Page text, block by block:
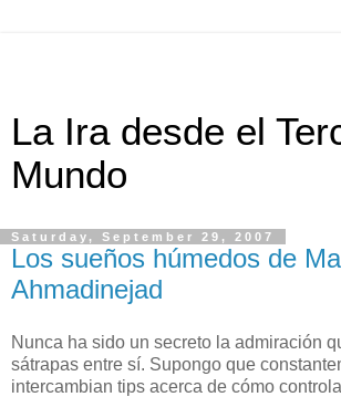
La Ira desde el
Mundo
Saturday, September 29, 2007
Los sueños húmedos de
Ahmadinejad
Nunca ha sido un secreto la admiración
sátrapas entre sí. Supongo que
intercambian tips acerca de cómo